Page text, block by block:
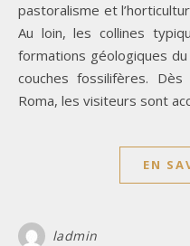
pastoralisme et
Au loin, les collines
formations géologiques
couches fossilifères.
Roma, les visiteurs sont
EN
ladmin